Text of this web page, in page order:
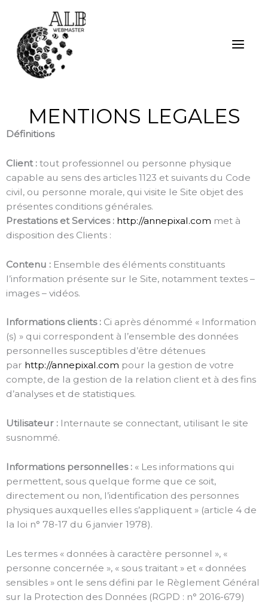
contenu
MENTIONS LEGALES
Définitions
Client : tout professionnel ou personne physique
capable au sens des articles 1123 et suivants du Code
civil, ou personne morale, qui visite le Site objet des
présentes conditions générales.
Prestations et Services : http://annepixal.com met à
disposition des Clients :
Contenu : Ensemble des éléments constituants
l’information présente sur le Site, notamment textes –
images – vidéos.
Informations clients : Ci après dénommé « Information
(s) » qui correspondent à l’ensemble des données
personnelles susceptibles d’être détenues
par http://annepixal.com pour la gestion de votre
compte, de la gestion de la relation client et à des fins
d’analyses et de statistiques.
Utilisateur : Internaute se connectant, utilisant le site
susnommé.
Informations personnelles : « Les informations qui
permettent, sous quelque forme que ce soit,
directement ou non, l’identification des personnes
physiques auxquelles elles s’appliquent » (article 4 de
la loi n° 78-17 du 6 janvier 1978).
Les termes « données à caractère personnel », «
personne concernée », « sous traitant » et « données
sensibles » ont le sens défini par le Règlement Général
sur la Protection des Données (RGPD : n° 2016-679)